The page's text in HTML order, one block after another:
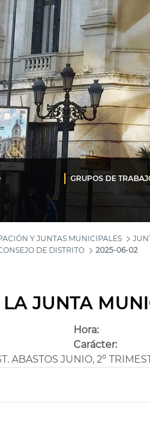
GRUPOS DE
Y JUNTAS MUNICIPALES
DE DISTRITO 2025-06-02
JUNTA
Hora:
Carácter:
ABASTOS JUNIO, 2º